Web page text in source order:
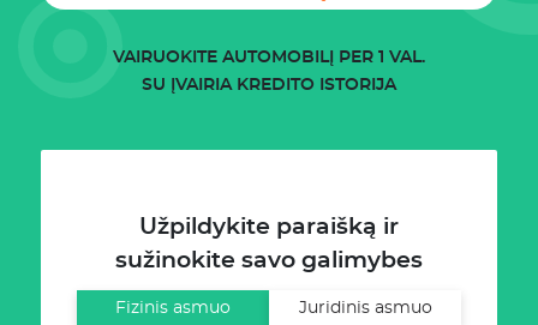
VAIRUOKITE AUTOMOBILĮ PER 1 VAL.
SU ĮVAIRIA KREDITO ISTORIJA
Užpildykite paraišką ir
sužinokite savo galimybes
Fizinis asmuo Juridinis asmuo